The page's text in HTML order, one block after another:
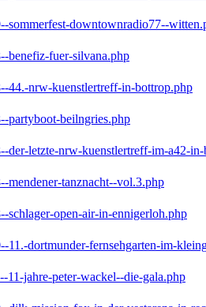
sommerfest-downtownradio77--
benefiz-fuer-silvana.php
44.-nrw-kuenstlertreff-in-bottrop.php
partyboot-beilngries.php
der-letzte-nrw-kuenstlertreff-im-a42-
mendener-tanznacht--vol.3.php
schlager-open-air-in-ennigerloh.php
11.-dortmunder-fernsehgarten-im-
11-jahre-peter-wackel--die-gala.php